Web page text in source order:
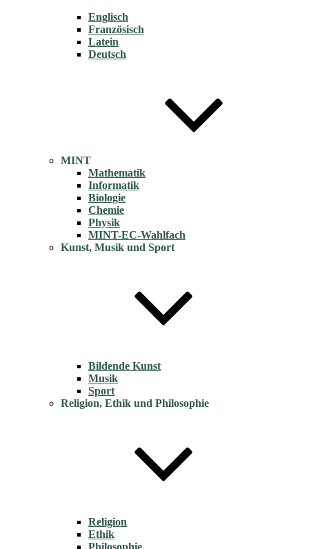
Englisch
Französisch
Latein
Deutsch
MINT
Mathematik
Informatik
Biologie
Chemie
Physik
MINT-EC-Wahlfach
Kunst, Musik und Sport
Bildende Kunst
Musik
Sport
Religion, Ethik und Philosophie
Religion
Ethik
Philosophie